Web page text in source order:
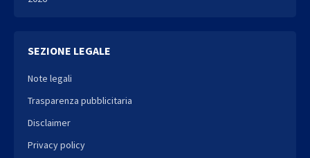
SEZIONE LEGALE
Note legali
Trasparenza pubblicitaria
Disclaimer
Privacy policy